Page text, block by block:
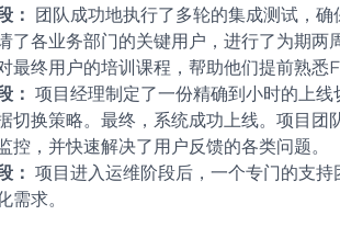
： 团队成功地执行了多轮的集成测试，
了各业务部门的关键用户，进行了为期
最终用户的培训课程，帮助他们提前熟悉
： 项目经理制定了一份精确到小时的上
切换策略。最终，系统成功上线。项目
控，并快速解决了用户反馈的各类问题。
： 项目进入运维阶段后，一个专门的支
需求。